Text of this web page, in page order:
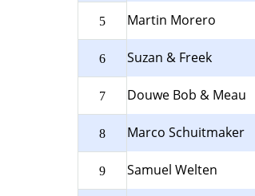
5 Martin Morero
6 Suzan & Freek
7 Douwe Bob & Meau
8 Marco Schuitmaker
9 Samuel Welten